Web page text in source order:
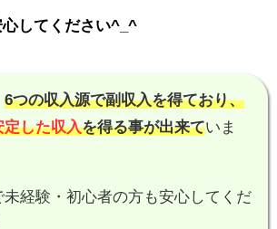
心してください^_^
6つの収入源で副収入を得ており、
定した収入を得る事が出来ていま
未経験・初心者の方も安心してくだ